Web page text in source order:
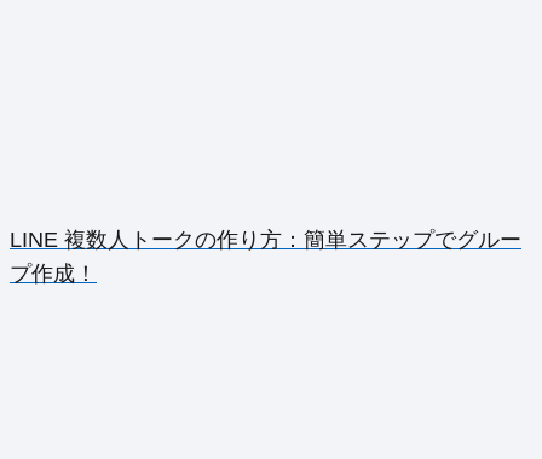
LINE 複数人トークの作り方：簡単ステップでグルー
プ作成！